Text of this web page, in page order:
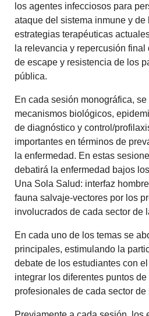
los agentes infecciosos para
ataque del sistema inmune y de
estrategias terapéuticas
la relevancia y repercusión
de escape y resistencia de los
pública.
En cada sesión monográfica,
mecanismos biológicos,
de diagnóstico y control/
importantes en términos de
la enfermedad. En estas
debatirá la enfermedad bajos
Una Sola Salud: interfaz
fauna salvaje-vectores por los
involucrados de cada sector de
En cada uno de los temas se
principales, estimulando la
debate de los estudiantes con
integrar los diferentes puntos
profesionales de cada sector de